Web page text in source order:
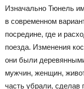
Изначально Тюнель
в современном
посредине, где и
поезда. Изменения
они были
мужчин, женщин,
часть убрали, сделав